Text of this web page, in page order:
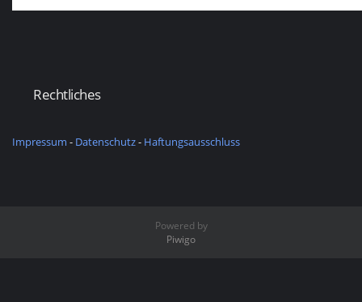
Rechtliches
Impressum - Datenschutz- Haftungsausschluss
Powered by
Piwigo